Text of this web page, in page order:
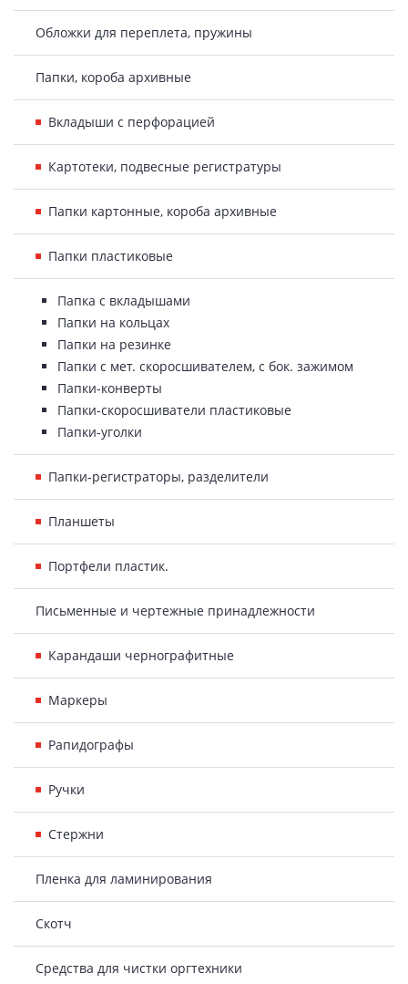
Обложки для переплета, пружины
Папки, короба архивные
Вкладыши с перфорацией
Картотеки, подвесные регистратуры
Папки картонные, короба архивные
Папки пластиковые
Папка с вкладышами
Папки на кольцах
Папки на резинке
Папки с мет. скоросшивателем, с бок. зажимом
Папки-конверты
Папки-скоросшиватели пластиковые
Папки-уголки
Папки-регистраторы, разделители
Планшеты
Портфели пластик.
Письменные и чертежные принадлежности
Карандаши чернографитные
Маркеры
Рапидографы
Ручки
Стержни
Пленка для ламинирования
Скотч
Средства для чистки оргтехники